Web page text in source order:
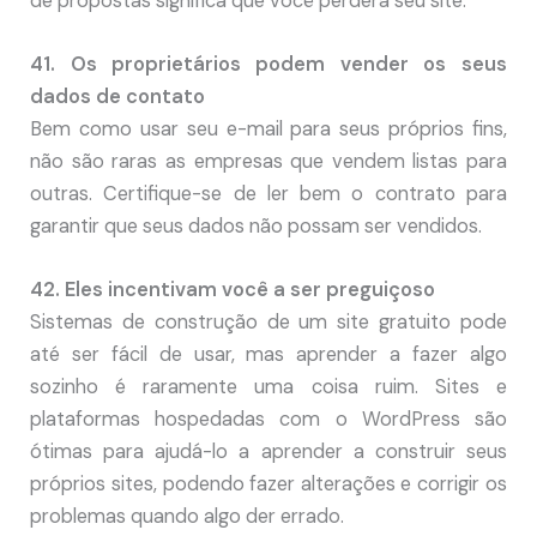
41. Os proprietários podem vender os seus
dados de contato
Bem como usar seu e-mail para seus próprios fins,
não são raras as empresas que vendem listas para
outras. Certifique-se de ler bem o contrato para
garantir que seus dados não possam ser vendidos.
42. Eles incentivam você a ser preguiçoso
Sistemas de construção de um site gratuito pode
até ser fácil de usar, mas aprender a fazer algo
sozinho é raramente uma coisa ruim. Sites e
plataformas hospedadas com o WordPress são
ótimas para ajudá-lo a aprender a construir seus
próprios sites, podendo fazer alterações e corrigir os
problemas quando algo der errado.